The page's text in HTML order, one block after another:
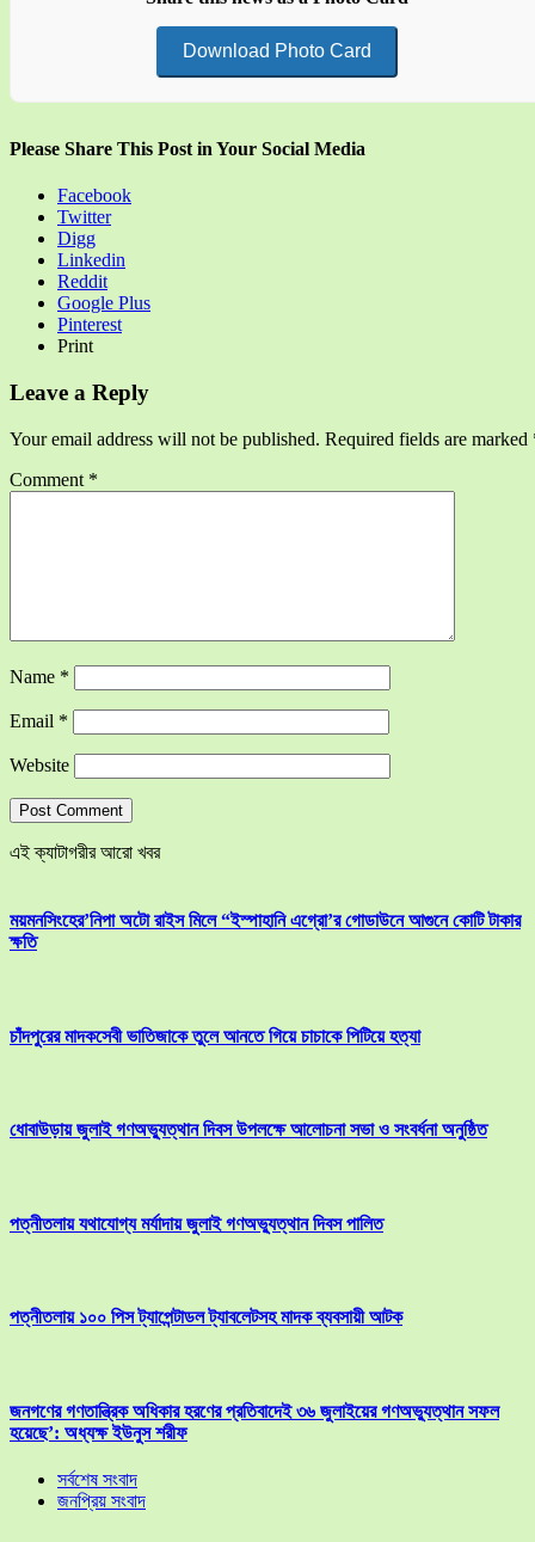
Download Photo Card
Please Share This Post in Your Social Media
Facebook
Twitter
Digg
Linkedin
Reddit
Google Plus
Pinterest
Print
Leave a Reply
Your email address will not be published. Required fields are marked
Comment *
Name *
Email *
Website
এই ক্যাটাগরীর আরো খবর
ময়মনসিংহের’নিপা অটো রাইস মিলে “ইস্পাহানি এগ্রো’র গোডাউনে আগুনে কোটি টাকার
ক্ষতি
চাঁদপুরের মাদকসেবী ভাতিজাকে তুলে আনতে গিয়ে চাচাকে পিটিয়ে হত্যা
ধোবাউড়ায় জুলাই গণঅভ্যুত্থান দিবস উপলক্ষে আলোচনা সভা ও সংবর্ধনা অনুষ্ঠিত
পত্নীতলায় যথাযোগ্য মর্যাদায় জুলাই গণঅভ্যুত্থান দিবস পালিত
পত্নীতলায় ১০০ পিস ট্যাপেন্টাডল ট্যাবলেটসহ মাদক ব্যবসায়ী আটক
জনগণের গণতান্ত্রিক অধিকার হরণের প্রতিবাদেই ৩৬ জুলাইয়ের গণঅভ্যুত্থান সফল
হয়েছে’: অধ্যক্ষ ইউনুস শরীফ
সর্বশেষ সংবাদ
জনপ্রিয় সংবাদ